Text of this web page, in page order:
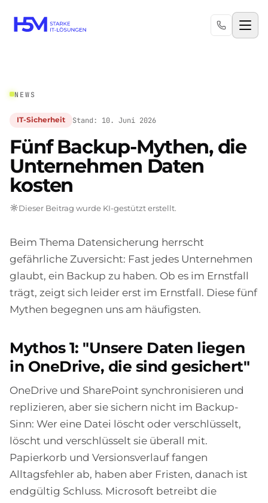
NEWS
IT-Sicherheit Stand: 10. Juni 2026
Fünf Backup-Mythen, die
Unternehmen Daten
kosten
Dieser Beitrag wurde KI-gestützt erstellt.
Beim Thema Datensicherung herrscht
gefährliche Zuversicht: Fast jedes Unternehmen
glaubt, ein Backup zu haben. Ob es im Ernstfall
trägt, zeigt sich leider erst im Ernstfall. Diese fünf
Mythen begegnen uns am häufigsten.
Mythos 1: "Unsere Daten liegen
in OneDrive, die sind gesichert"
OneDrive und SharePoint synchronisieren und
replizieren, aber sie sichern nicht im Backup-
Sinn: Wer eine Datei löscht oder verschlüsselt,
löscht und verschlüsselt sie überall mit.
Papierkorb und Versionsverlauf fangen
Alltagsfehler ab, haben aber Fristen, danach ist
endgültig Schluss. Microsoft betreibt die